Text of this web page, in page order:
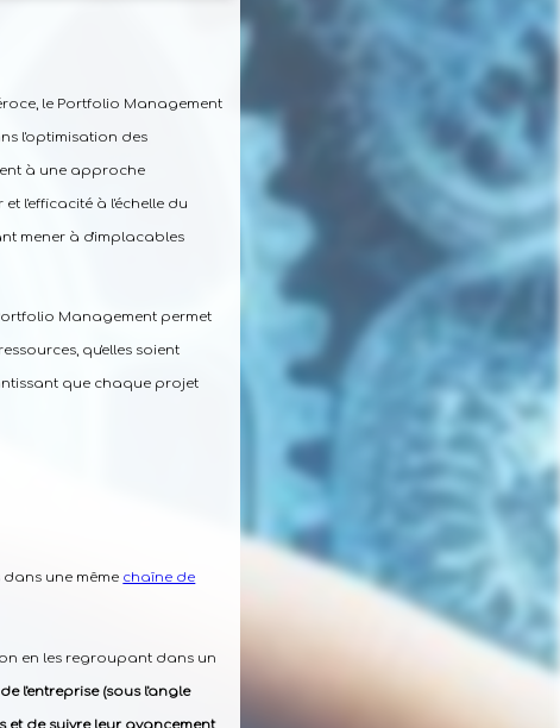
le Portfolio Management
l'optimisation des
à une approche
l'efficacité à l'échelle du
mener à d'implacables
Management permet
qu'elles soient
que chaque projet
une même chaîne de
en les regroupant dans un
l'entreprise (sous l'angle
et de suivre leur avancement